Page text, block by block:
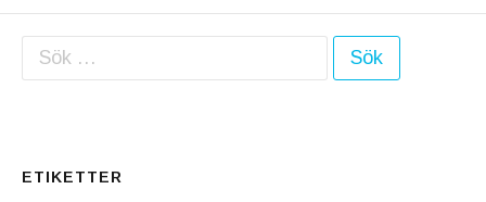
Sök efter:
ETIKETTER